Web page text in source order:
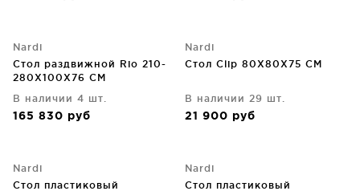
Nardi
Стол раздвижной Rio 210-
280X100X76 CM
В наличии 4 шт.
165 830 руб
Nardi
Стол Clip 80X80X75 CM
В наличии 29 шт.
21 900 руб
Nardi
Стол пластиковый
Nardi
Стол пластиковый